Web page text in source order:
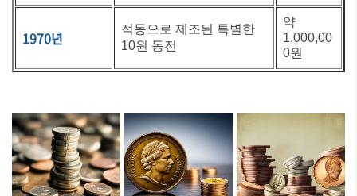
1970년
적동으로 제조된 특별한
10원 동전
약
1,000,00
0원